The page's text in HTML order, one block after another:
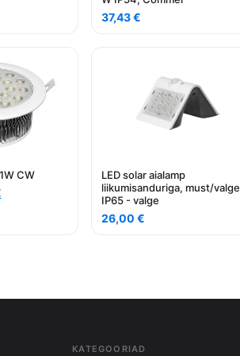
37,43€
CW
Current
LED solar aialamp
liikumisanduriga, must/valge
IP65 - valge
26,00€
KATEGOORIAD